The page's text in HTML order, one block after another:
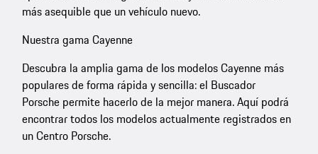
más asequible que un vehículo nuevo.
Nuestra gama Cayenne
Descubra la amplia gama de los modelos Cayenne más
populares de forma rápida y sencilla: el Buscador
Porsche permite hacerlo de la mejor manera. Aquí podrá
encontrar todos los modelos actualmente registrados en
un Centro Porsche.